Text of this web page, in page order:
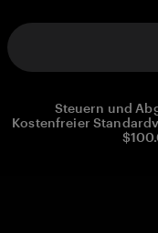
Steuern und
Kostenfreier